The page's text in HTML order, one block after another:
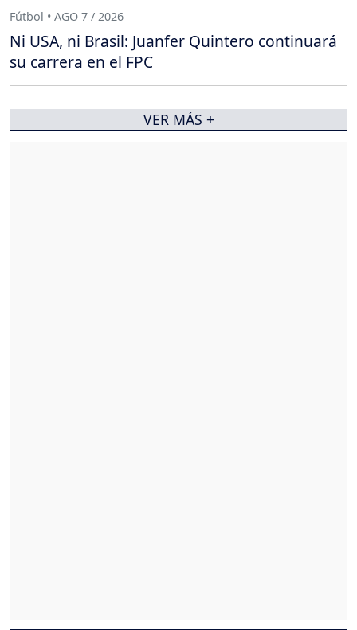
Fútbol • AGO 7 / 2026
Ni USA, ni Brasil: Juanfer Quintero continuará
su carrera en el FPC
VER MÁS +